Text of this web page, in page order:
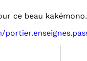
ce beau kakémono.